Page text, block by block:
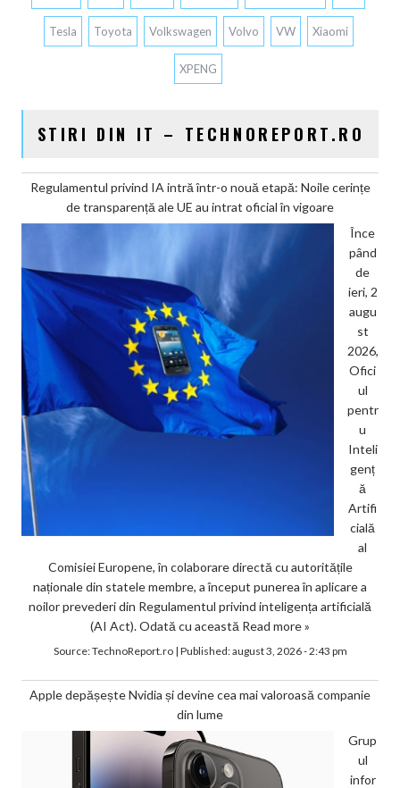
Tesla Toyota Volkswagen Volvo VW Xiaomi
XPENG
STIRI DIN IT – TECHNOREPORT.RO
Regulamentul privind IA intră într-o nouă etapă: Noile cerințe
de transparență ale UE au intrat oficial în vigoare
Înce
pând
de
ieri, 2
augu
st
2026,
Ofici
ul
pentr
u
Inteli
genț
ă
Artifi
cială
al
Comisiei Europene, în colaborare directă cu autoritățile
naționale din statele membre, a început punerea în aplicare a
noilor prevederi din Regulamentul privind inteligența artificială
(AI Act). Odată cu această Read more »
Source:TechnoReport.ro| Published:august 3, 2026 - 2:43 pm
Apple depășește Nvidia și devine cea mai valoroasă companie
din lume
Grup
ul
infor